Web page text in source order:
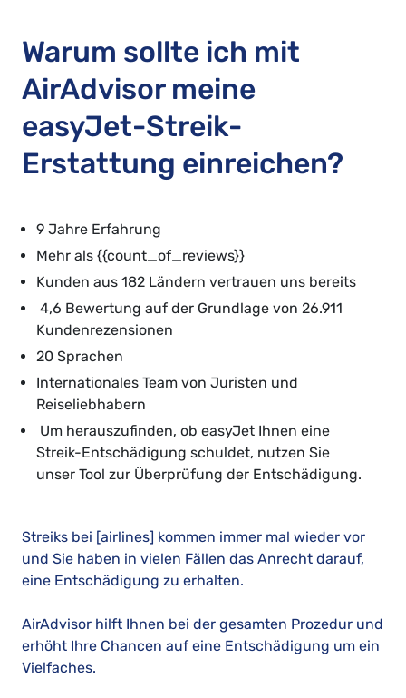
Warum sollte ich mit
AirAdvisor meine
easyJet-Streik-
Erstattung einreichen?
9 Jahre Erfahrung
Mehr als {{count_of_reviews}}
Kunden aus 182 Ländern vertrauen uns bereits
4,6 Bewertung auf der Grundlage von 26.911
Kundenrezensionen
20 Sprachen
Internationales Team von Juristen und
Reiseliebhabern
Um herauszufinden, ob easyJet Ihnen eine
Streik-Entschädigung schuldet, nutzen Sie
unser Tool zur Überprüfung der Entschädigung.
Streiks bei [airlines] kommen immer mal wieder vor
und Sie haben in vielen Fällen das Anrecht darauf,
eine Entschädigung zu erhalten.
AirAdvisor hilft Ihnen bei der gesamten Prozedur und
erhöht Ihre Chancen auf eine Entschädigung um ein
Vielfaches.